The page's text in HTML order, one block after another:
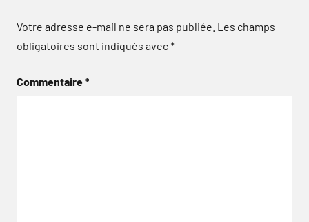
Votre adresse e-mail ne sera pas publiée. Les champs
obligatoires sont indiqués avec*
Commentaire*